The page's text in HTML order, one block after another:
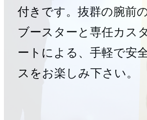
付きです。抜群の腕前
ブースターと専任カス
ートによる、手軽で安
スをお楽しみ下さい。